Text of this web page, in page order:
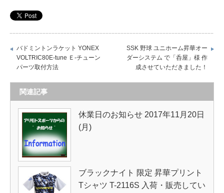
バドミントンラケット YONEX
VOLTRIC80E-tune Ｅ-チューン
パーツ取付方法
SSK 野球 ユニホーム昇華オー
ダーシステム で「呑屋」様 作
成させていただきました！
関連記事
休業日のお知らせ 2017年11月20日
(月)
ブラックナイト 限定 昇華プリント
Tシャツ T-2116S 入荷・販売してい